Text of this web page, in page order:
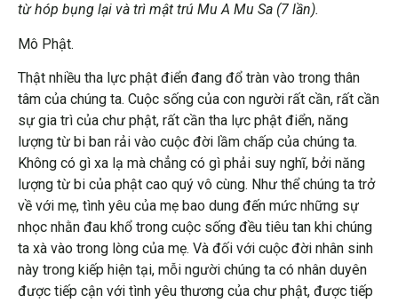
từ hóp bụng lại và trì mật trú Mu A Mu Sa (7 lần).
Mô Phật.
Thật nhiều tha lực phật điển đang đổ tràn vào trong thân
tâm của chúng ta. Cuộc sống của con người rất cần, rất cần
sự gia trì của chư phật, rất cần tha lực phật điển, năng
lượng từ bi ban rải vào cuộc đời lầm chấp của chúng ta.
Không có gì xa lạ mà chẳng có gì phải suy nghĩ, bởi năng
lượng từ bi của phật cao quý vô cùng. Như thể chúng ta trở
về với mẹ, tình yêu của mẹ bao dung đến mức những sự
nhọc nhằn đau khổ trong cuộc sống đều tiêu tan khi chúng
ta xà vào trong lòng của mẹ. Và đối với cuộc đời nhân sinh
này trong kiếp hiện tại, mỗi người chúng ta có nhân duyên
được tiếp cận với tình yêu thương của chư phật, được tiếp